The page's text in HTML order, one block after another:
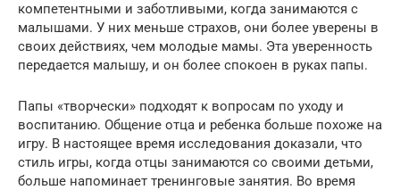
компетентными и заботливыми, когда занимаются с
малышами. У них меньше страхов, они более уверены в
своих действиях, чем молодые мамы. Эта уверенность
передается малышу, и он более спокоен в руках папы.
Папы «творчески» подходят к вопросам по уходу и
воспитанию. Общение отца и ребенка больше похоже на
игру. В настоящее время исследования доказали, что
стиль игры, когда отцы занимаются со своими детьми,
больше напоминает тренинговые занятия. Во время